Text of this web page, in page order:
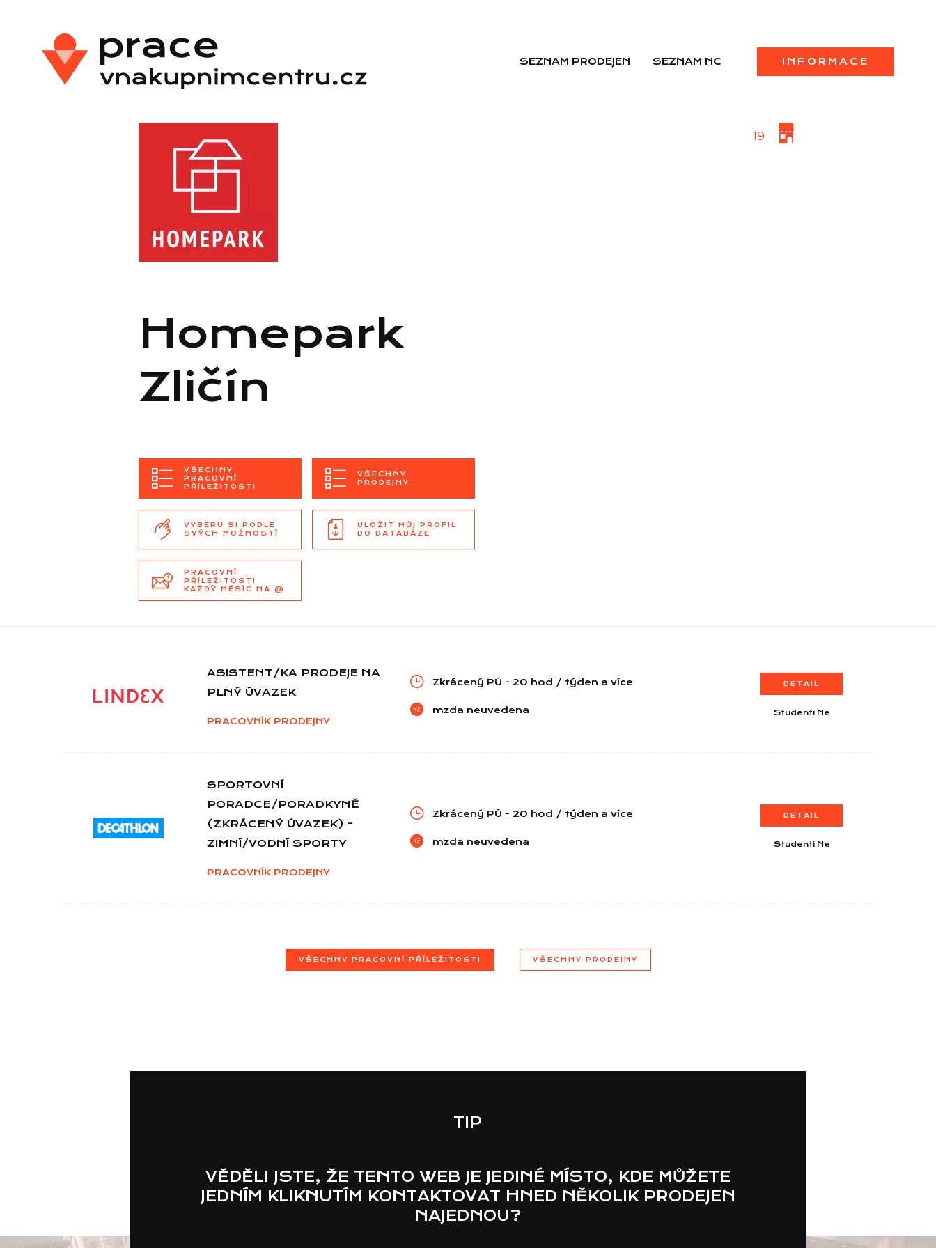
SEZNAM PRODEJEN SEZNAM NC INFORMACE
Homepark
Zličín
VŠECHNY
PRACOVNÍ
PŘÍLEŽITOSTI
VYBERU SI PODLE
SVÝCH MOŽNOSTÍ
PRACOVNÍ
PŘÍLEŽITOSTI
KAŽDÝ MĚSÍC NA @
VŠECHNY
PRODEJNY
ULOŽIT MŮJ PROFIL
DO DATABÁZE
19
ASISTENT/KA PRODEJE NA
PLNÝ ÚVAZEK
PRACOVNÍK PRODEJNY
Zkrácený PÚ - 20 hod / týden a více
mzda neuvedena
DETAIL
Studenti Ne
SPORTOVNÍ
PORADCE/PORADKYNĚ
(ZKRÁCENÝ ÚVAZEK) -
ZIMNÍ/VODNÍ SPORTY
PRACOVNÍK PRODEJNY
Zkrácený PÚ - 20 hod / týden a více
mzda neuvedena
DETAIL
Studenti Ne
VŠECHNY PRACOVNÍ PŘÍLEŽITOSTI VŠECHNY PRODEJNY
TIP
VĚDĚLI JSTE, ŽE TENTO WEB JE JEDINÉ MÍSTO, KDE MŮŽETE
JEDNÍM KLIKNUTÍM KONTAKTOVAT HNED NĚKOLIK PRODEJEN
NAJEDNOU?